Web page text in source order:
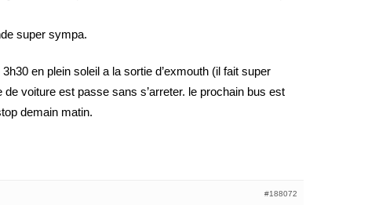
super sympa.
3h30 en plein soleil a la sortie d’exmouth (il fait super
de voiture est passe sans s’arreter. le prochain bus est
demain matin.
#188072